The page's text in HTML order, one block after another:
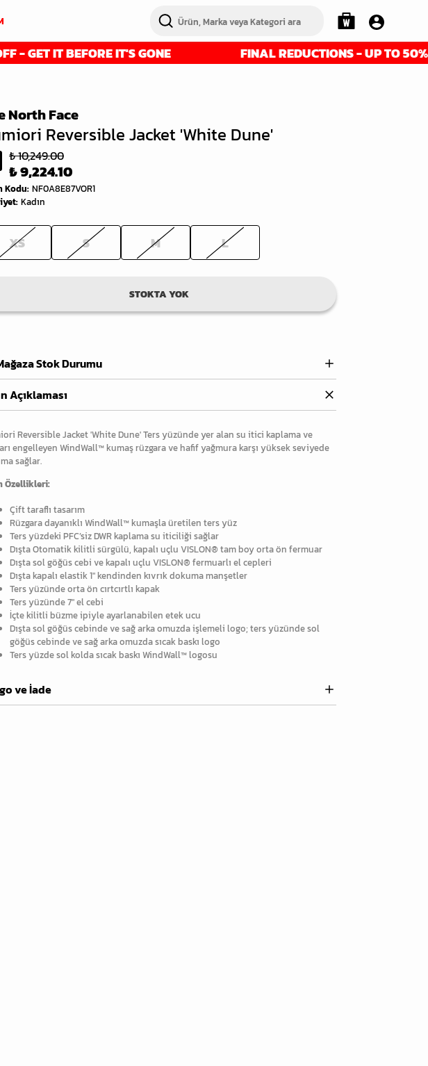
BEFORE IT'S GONE FINAL REDUCTIONS - UP TO 50% OFF -
North Face
Reversible Jacket 'White Dune'
₺ 10,249.00
₺ 9,224.10
Kodu: NF0A8E87VOR1
: Kadın
XS S M L
STOKTA YOK
Stok Durumu
Açıklaması
Reversible Jacket 'White Dune' Ters yüzünde yer alan su itici kaplama ve
engelleyen WindWall™ kumaş rüzgara ve hafif yağmura karşı yüksek seviyede
sağlar.
Özellikleri:
Çift taraflı tasarım
Rüzgara dayanıklı WindWall™ kumaşla üretilen ters yüz
Ters yüzdeki PFC’siz DWR kaplama su iticiliği sağlar
Dışta Otomatik kilitli sürgülü, kapalı uçlu VISLON® tam boy orta ön fermuar
Dışta sol göğüs cebi ve kapalı uçlu VISLON® fermuarlı el cepleri
Dışta kapalı elastik 1" kendinden kıvrık dokuma manşetler
Ters yüzünde orta ön cırtcırtlı kapak
Ters yüzünde 7" el cebi
İçte kilitli büzme ipiyle ayarlanabilen etek ucu
Dışta sol göğüs cebinde ve sağ arka omuzda işlemeli logo; ters yüzünde sol
göğüs cebinde ve sağ arka omuzda sıcak baskı logo
Ters yüzde sol kolda sıcak baskı WindWall™ logosu
ve İade